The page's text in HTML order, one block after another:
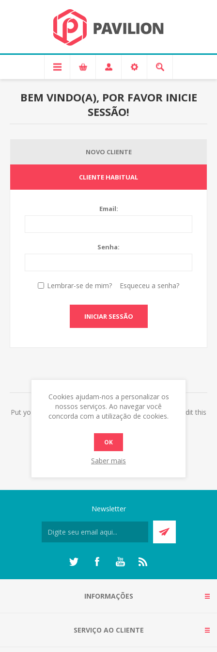
BEM VINDO(A), POR FAVOR INICIE
SESSÃO!
NOVO CLIENTE
CLIENTE HABITUAL
Email:
Senha:
Lembrar-se de mim? Esqueceu a senha?
INICIAR SESSÃO
Put your login / registration information here. You can edit this
Newsletter
INFORMAÇÕES
SERVIÇO AO CLIENTE
Cookies ajudam-nos a personalizar os
nossos serviços. Ao navegar você
concorda com a utilização de cookies.
OK
Saber mais